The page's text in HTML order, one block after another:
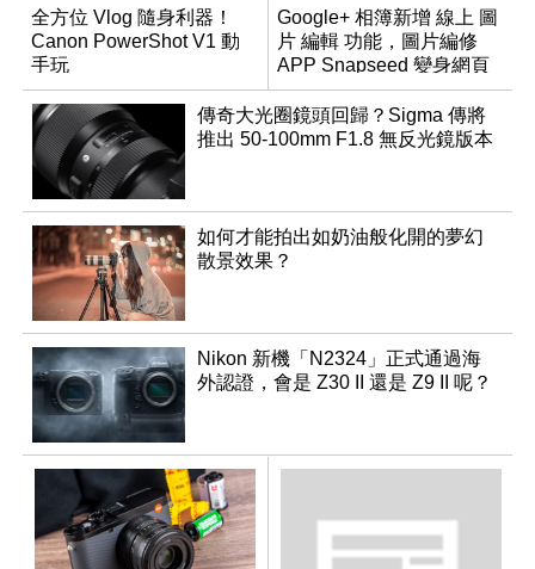
全方位 Vlog 隨身利器！
Canon PowerShot V1 動
手玩
Google+ 相簿新增 線上 圖
片 編輯 功能，圖片編修
APP Snapseed 變身網頁
版
傳奇大光圈鏡頭回歸？Sigma 傳將
推出 50-100mm F1.8 無反光鏡版本
如何才能拍出如奶油般化開的夢幻
散景效果？
Nikon 新機「N2324」正式通過海
外認證，會是 Z30 II 還是 Z9 II 呢？